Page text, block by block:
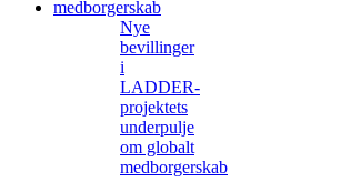
Nye
bevillinger
i
LADDER-
projektets
underpulje
om globalt
medborgerskab